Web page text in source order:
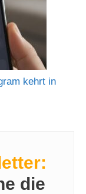
kehrt in
die